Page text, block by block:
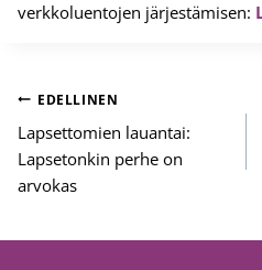
verkkoluentojen järjestämisen:
Artikkelien
selaus
EDELLINEN
Lapsettomien lauantai:
Lapsetonkin perhe on
arvokas